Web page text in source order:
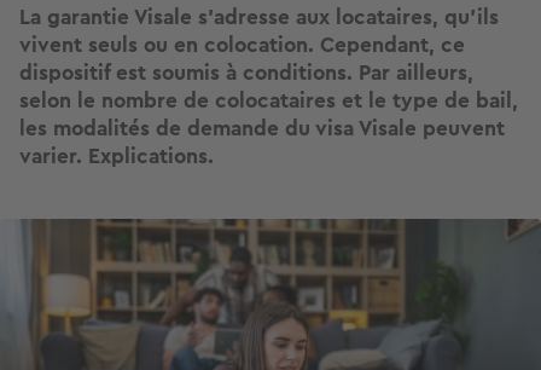
La garantie Visale s’adresse aux locataires, qu’ils
vivent seuls ou en colocation. Cependant, ce
dispositif est soumis à conditions. Par ailleurs,
selon le nombre de colocataires et le type de bail,
les modalités de demande du visa Visale peuvent
varier. Explications.